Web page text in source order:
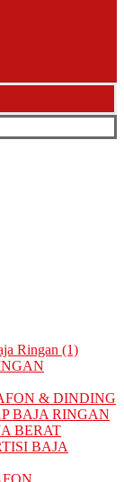
& DINDING
BAJA RINGAN
BERAT
BAJA